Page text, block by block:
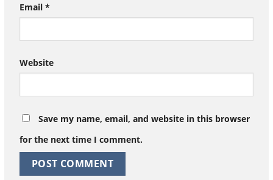
Email *
Website
Save my name, email, and website in this browser
for the next time I comment.